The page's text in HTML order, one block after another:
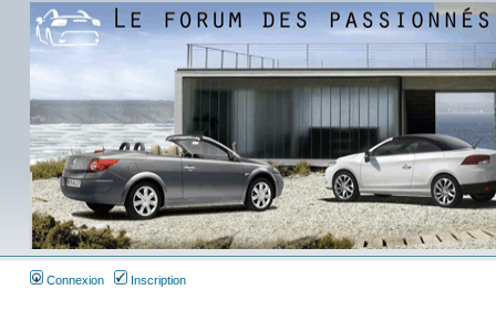
Connexion Inscription